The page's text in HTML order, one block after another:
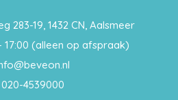
283-19, 1432 CN, Aalsmeer
17:00 (alleen op afspraak)
020-4539000